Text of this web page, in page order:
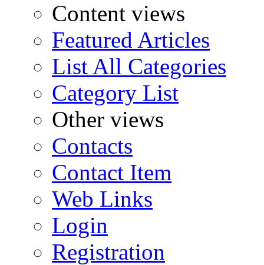
Content views
Featured Articles
List All Categories
Category List
Other views
Contacts
Contact Item
Web Links
Login
Registration